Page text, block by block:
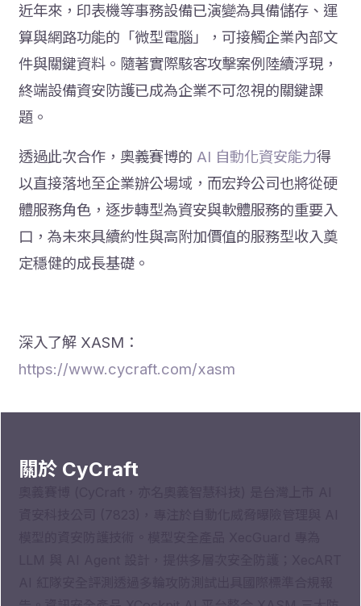
近年來，印表機等事務設備已演變為具備儲存、運
算與網路功能的「微型電腦」，可接觸企業內部文
件與關鍵資料。隨著實際駭客攻擊案例陸續浮現，
終端設備資安防護已成為企業不可忽視的關鍵課
題。
透過此次合作，奧義賽博的 AI 自動化資安能力得
以直接落地至企業辦公場域，而宏羚公司也將從硬
體服務角色，逐步轉型為資安與軟體服務的重要入
口，為未來具續約性與高附加價值的服務型收入奠
定穩健的成長基礎。
深入了解 XASM：
https://www.cycraft.com/xasm
關於 CyCraft